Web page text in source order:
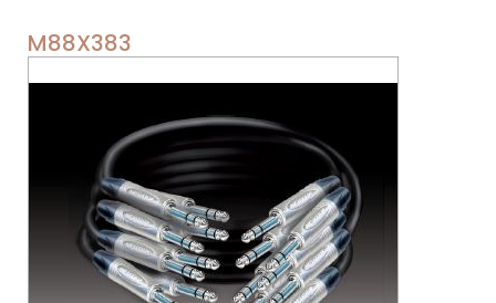
M88X383